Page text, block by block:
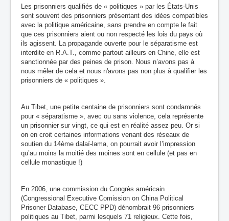
Les prisonniers qualifiés de « politiques » par les États-Unis
sont souvent des prisonniers présentant des idées compatibles
avec la politique américaine, sans prendre en compte le fait
que ces prisonniers aient ou non respecté les lois du pays où
ils agissent.
La propagande ouverte pour le séparatisme est
interdite en R.A.T., comme partout ailleurs en Chine, elle est
sanctionnée par des peines de prison. Nous n’avons pas à
nous mêler de cela et nous n'avons pas non plus à qualifier les
prisonniers de « politiques ».
Au Tibet, une petite centaine de prisonniers sont condamnés
pour « séparatisme », avec ou sans violence, cela représente
un prisonnier sur vingt, ce qui est en réalité assez peu. Or si
on en croit certaines informations venant des réseaux de
soutien du 14ème dalaï-lama, on pourrait avoir l’impression
qu’au moins la moitié des moines sont en cellule (et pas en
cellule monastique !)
En 2006, une commission du Congrès américain
(Congressional Executive Comission on China Political
Prisoner Database, CECC PPD) dénombrait 96 prisonniers
politiques au Tibet, parmi lesquels 71 religieux. Cette fois,